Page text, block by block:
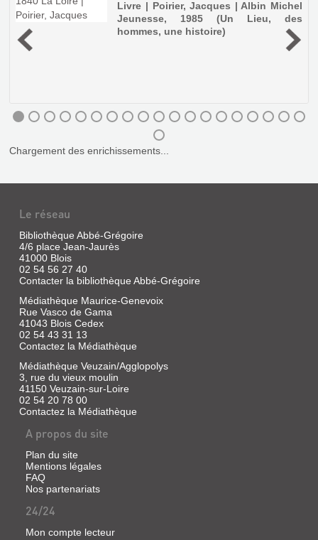
Livre
|
Maurice
JOUR
:
ROMAN
Genevoix,
Maurice
Seuil,
Livre | Poirier, Jacques | Albin Michel
Jeunesse, 1985 (Un Lieu, des
hommes, une histoire)
UN
FLEUVE
EN
LA
LOIRE
Livre
Poirier,
Jacques
|
Albin
Jeunesse,
(Un
Lieu,
des
hommes,
une
Chargement des enrichissements...
Le réseau
Bibliothèque Abbé-Grégoire
4/6 place Jean-Jaurès
41000 Blois
02 54 56 27 40
Contacter la bibliothèque Abbé-Grégoire
Médiathèque Maurice-Genevoix
Rue Vasco de Gama
41043 Blois Cedex
02 54 43 31 13
Contactez la Médiathèque
Médiathèque Veuzain/Agglopolys
3, rue du vieux moulin
41150 Veuzain-sur-Loire
02 54 20 78 00
Contactez la Médiathèque
A propos du site
Plan du site
Mentions légales
FAQ
Nos partenariats
24/24
Mon compte lecteur